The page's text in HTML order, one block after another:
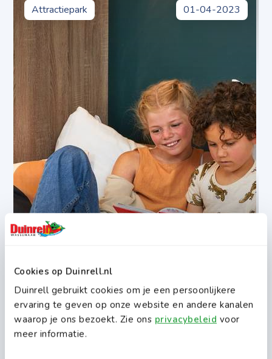
Cookies op Duinrell.nl
Duinrell gebruikt cookies om je een persoonlijkere
ervaring te geven op onze website en andere kanalen
waarop je ons bezoekt. Zie ons privacybeleid voor
meer informatie.
Voor welke leeftijden is Duinrell
geschikt?
Attractiepark 01-04-2023